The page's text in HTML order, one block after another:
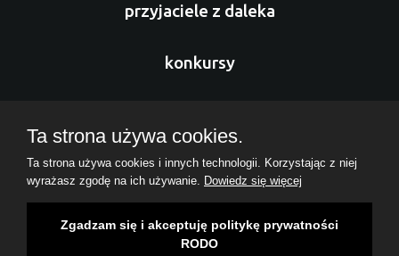
przyjaciele z daleka
konkursy
nasz zespół
Copyrights ( c ) 2026 Fundacja Missio Cordis
Ta strona używa cookies.
Ta strona używa cookies i innych technologii. Korzystając z niej
wyrażasz zgodę na ich używanie. Dowiedz się więcej
Zgadzam się i akceptuję politykę prywatności
RODO